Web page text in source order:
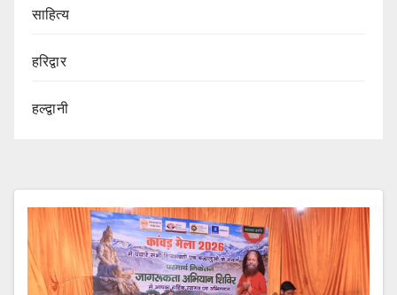
साहित्य
हरिद्वार
हल्द्वानी